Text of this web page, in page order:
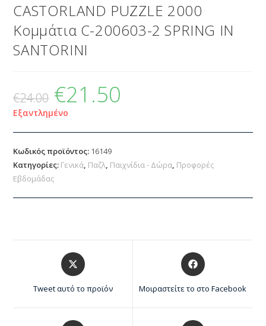
CASTORLAND PUZZLE 2000
Κομμάτια C-200603-2 SPRING IN
SANTORINI
€24.00 €21.50
Εξαντλημένο
Κωδικός προϊόντος: 16149
Κατηγορίες: Γενικά, Παζλ, Παιχνίδια - Δώρα, Προφορές
Εβδομάδας
Tweet αυτό το προϊόν Μοιραστείτε το στο Facebook